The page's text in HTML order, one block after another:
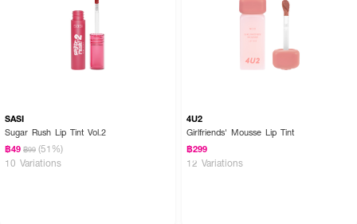
SASI
Sugar Rush Lip Tint Vol.2
฿49 ฿99 (51%)
10 Variations
4U2
Girlfriends' Mousse Lip Tint
฿299
12 Variations